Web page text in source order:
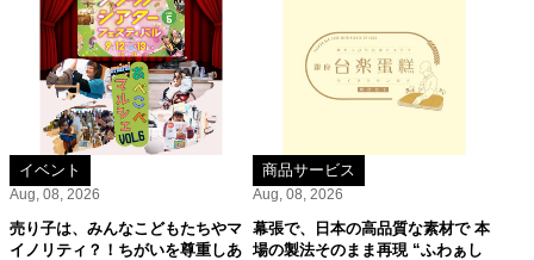
イベント
Aug, 08, 2026
売り子は、みんなこどもたちやマ
イノリティ？！ちがいを尊重しあ
商品サービス
Aug, 08, 2026
幕張で、日本の高品質な素材で 本
場の製法そのまま再現 “ふわぁし